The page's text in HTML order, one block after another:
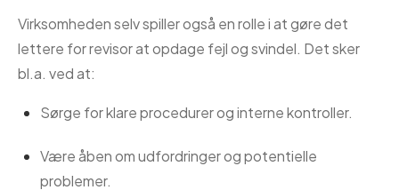
Virksomheden selv spiller også en rolle i at gøre det
lettere for revisor at opdage fejl og svindel. Det sker
bl.a. ved at:
Sørge for klare procedurer og interne kontroller.
Være åben om udfordringer og potentielle
problemer.